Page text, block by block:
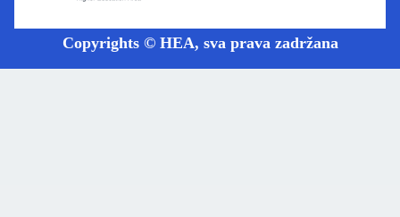
Copyrights © HEA, sva prava zadržana